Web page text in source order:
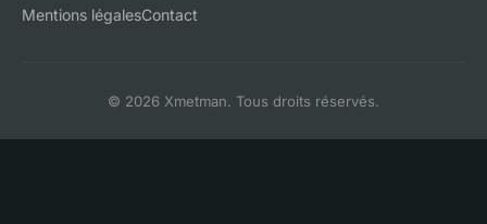
Mentions légalesContact
© 2026 Xmetman. Tous droits réservés.